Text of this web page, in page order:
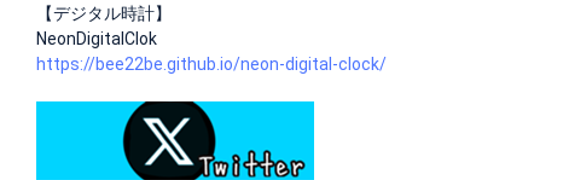
【デジタル時計】
NeonDigitalClok
https://bee22be.github.io/neon-digital-clock/